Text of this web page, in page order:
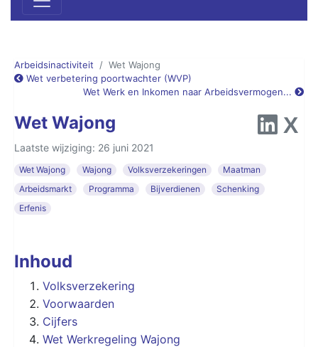
Arbeidsinactiviteit
Wet Wajong
Wet verbetering poortwachter (WVP)
Wet Werk en Inkomen naar Arbeidsvermogen...
Wet Wajong
Laatste wijziging: 26 juni 2021
Wet Wajong Wajong Volksverzekeringen
Maatman
Arbeidsmarkt
Programma Bijverdienen
Schenking
Erfenis
Inhoud
Volksverzekering
Voorwaarden
Cijfers
Wet Werkregeling Wajong